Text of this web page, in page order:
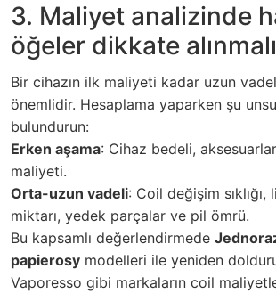
3. Maliyet analizinde
öğeler dikkate
Bir cihazın ilk maliyeti kadar uzun
önemlidir. Hesaplama yaparken şu
bulundurun:
Erken aşama: Cihaz bedeli,
maliyeti.
Orta-uzun vadeli: Coil değişim
miktarı, yedek parçalar ve pil ömrü.
Bu kapsamlı değerlendirmede
papierosy modelleri ile yeniden
Vaporesso gibi markaların coil